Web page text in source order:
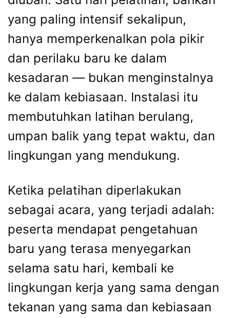
yang paling intensif sekalipun,
hanya memperkenalkan pola pikir
dan perilaku baru ke dalam
kesadaran — bukan menginstalnya
ke dalam kebiasaan. Instalasi itu
membutuhkan latihan berulang,
umpan balik yang tepat waktu, dan
lingkungan yang mendukung.
Ketika pelatihan diperlakukan
sebagai acara, yang terjadi adalah:
peserta mendapat pengetahuan
baru yang terasa menyegarkan
selama satu hari, kembali ke
lingkungan kerja yang sama dengan
tekanan yang sama dan kebiasaan